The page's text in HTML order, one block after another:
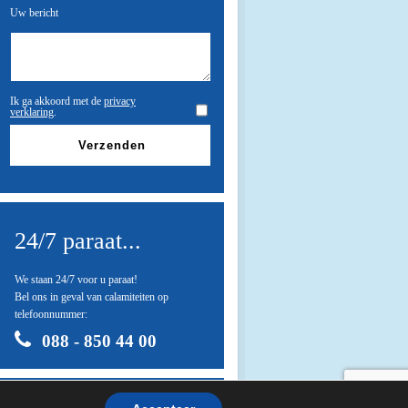
Uw bericht
Ik ga akkoord met de privacy
verklaring.
24/7 paraat...
We staan 24/7 voor u paraat!
Bel ons in geval van calamiteiten op
telefoonnummer:
088 - 850 44 00